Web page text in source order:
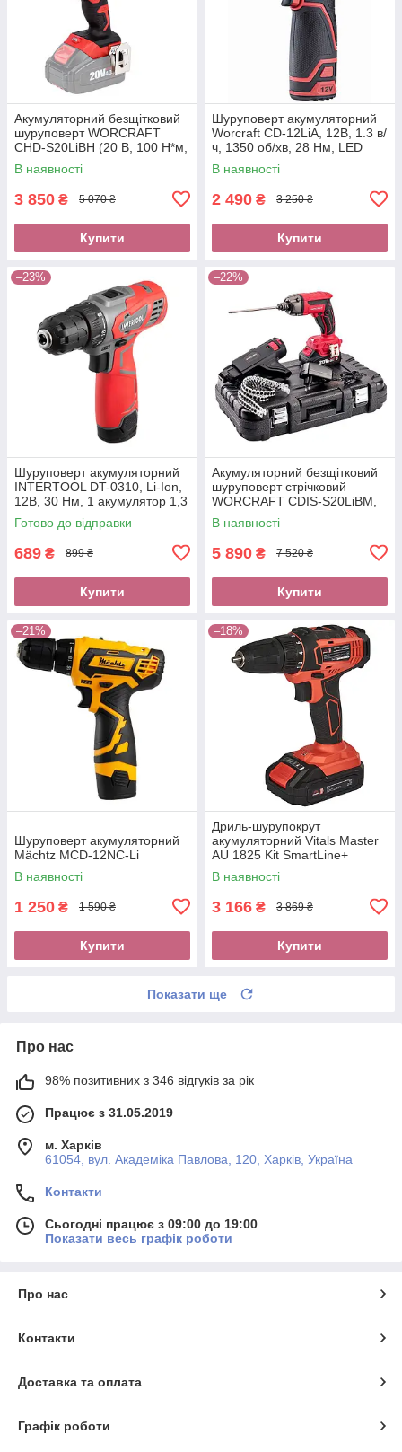
Акумуляторний безщітковий
шуруповерт WORCRAFT
CHD‑S20LiBH (20 В, 100 Н*м,
без АКБ та ЗУ)
В наявності
3 850 ₴ 5 070 ₴
Купити
Шуруповерт акумуляторний
Worcraft CD-12LiA, 12В, 1.3 в/
ч, 1350 об/хв, 28 Нм, LED
підсвічування, 2 швидкості
В наявності
2 490 ₴ 3 250 ₴
Купити
–23%
Шуруповерт акумуляторний
INTERTOOL DT-0310, Li-Ion,
12В, 30 Нм, 1 акумулятор 1,3
Ач, швидкозатискний патрон
Готово до відправки
689 ₴ 899 ₴
Купити
–22%
Акумуляторний безщітковий
шуруповерт стрічковий
WORCRAFT CDIS-S20LiBM,
20В, 15 Нм, 4000 об/хв, LED,
1 АКБ
В наявності
5 890 ₴ 7 520 ₴
Купити
–21%
Шуруповерт акумуляторний
Mächtz MCD-12NC-Li
В наявності
1 250 ₴ 1 590 ₴
Купити
–18%
Дриль-шурупокрут
акумуляторний Vitals Master
AU 1825 Kit SmartLine+
В наявності
3 166 ₴ 3 869 ₴
Купити
Показати ще
Про нас
98% позитивних з 346 відгуків за рік
Працює з 31.05.2019
м. Харків
61054, вул. Академіка Павлова, 120, Харків, Україна
Контакти
Сьогодні працює з 09:00 до 19:00
Показати весь графік роботи
Про нас
Контакти
Доставка та оплата
Графік роботи